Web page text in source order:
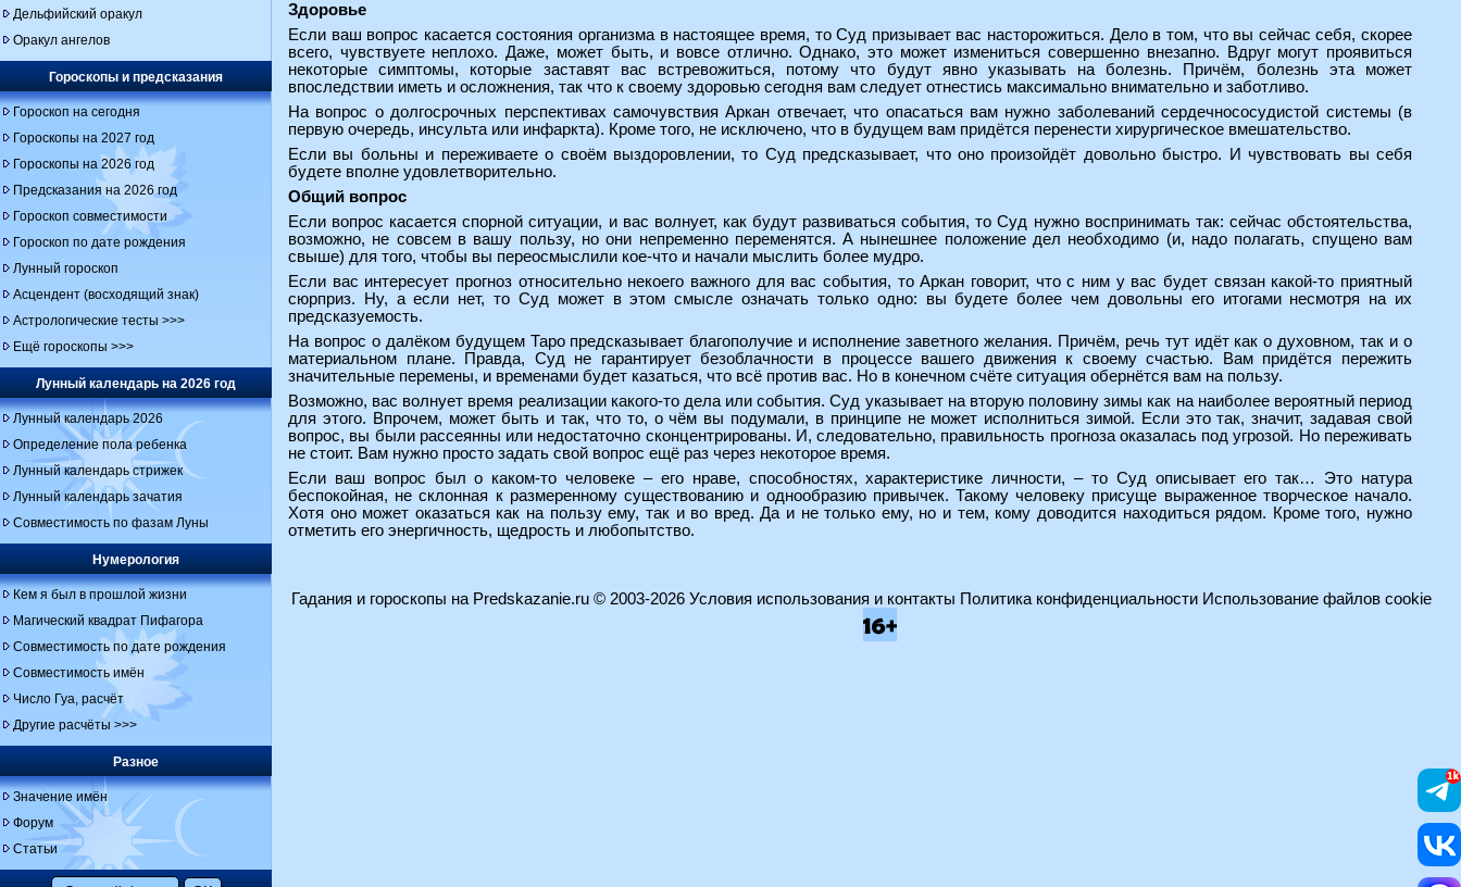
Здоровье
Если ваш вопрос касается состояния организма в настоящее время, то Суд призывает вас насторожиться. Дело в том, что вы сейчас себя, скорее
всего, чувствуете неплохо. Даже, может быть, и вовсе отлично. Однако, это может измениться совершенно внезапно. Вдруг могут проявиться
некоторые симптомы, которые заставят вас встревожиться, потому что будут явно указывать на болезнь. Причём, болезнь эта может
впоследствии иметь и осложнения, так что к своему здоровью сегодня вам следует отнестись максимально внимательно и заботливо.
На вопрос о долгосрочных перспективах самочувствия Аркан отвечает, что опасаться вам нужно заболеваний сердечнососудистой системы (в
первую очередь, инсульта или инфаркта). Кроме того, не исключено, что в будущем вам придётся перенести хирургическое вмешательство.
Если вы больны и переживаете о своём выздоровлении, то Суд предсказывает, что оно произойдёт довольно быстро. И чувствовать вы себя
будете вполне удовлетворительно.
Общий вопрос
Если вопрос касается спорной ситуации, и вас волнует, как будут развиваться события, то Суд нужно воспринимать так: сейчас обстоятельства,
возможно, не совсем в вашу пользу, но они непременно переменятся. А нынешнее положение дел необходимо (и, надо полагать, спущено вам
свыше) для того, чтобы вы переосмыслили кое-что и начали мыслить более мудро.
Если вас интересует прогноз относительно некоего важного для вас события, то Аркан говорит, что с ним у вас будет связан какой-то приятный
сюрприз. Ну, а если нет, то Суд может в этом смысле означать только одно: вы будете более чем довольны его итогами несмотря на их
предсказуемость.
На вопрос о далёком будущем Таро предсказывает благополучие и исполнение заветного желания. Причём, речь тут идёт как о духовном, так и о
материальном плане. Правда, Суд не гарантирует безоблачности в процессе вашего движения к своему счастью. Вам придётся пережить
значительные перемены, и временами будет казаться, что всё против вас. Но в конечном счёте ситуация обернётся вам на пользу.
Возможно, вас волнует время реализации какого-то дела или события. Суд указывает на вторую половину зимы как на наиболее вероятный период
для этого. Впрочем, может быть и так, что то, о чём вы подумали, в принципе не может исполниться зимой. Если это так, значит, задавая свой
вопрос, вы были рассеянны или недостаточно сконцентрированы. И, следовательно, правильность прогноза оказалась под угрозой. Но переживать
не стоит. Вам нужно просто задать свой вопрос ещё раз через некоторое время.
Если ваш вопрос был о каком-то человеке – его нраве, способностях, характеристике личности, – то Суд описывает его так… Это натура
беспокойная, не склонная к размеренному существованию и однообразию привычек. Такому человеку присуще выраженное творческое начало.
Хотя оно может оказаться как на пользу ему, так и во вред. Да и не только ему, но и тем, кому доводится находиться рядом. Кроме того, нужно
отметить его энергичность, щедрость и любопытство.
Дельфийский оракул
Оракул ангелов
Гороскопы и предсказания
Гороскоп на сегодня
Гороскопы на 2027 год
Гороскопы на 2026 год
Предсказания на 2026 год
Гороскоп совместимости
Гороскоп по дате рождения
Лунный гороскоп
Асцендент (восходящий знак)
Астрологические тесты >>>
Ещё гороскопы >>>
Лунный календарь на 2026 год
Лунный календарь 2026
Определение пола ребенка
Лунный календарь стрижек
Лунный календарь зачатия
Совместимость по фазам Луны
Нумерология
Кем я был в прошлой жизни
Магический квадрат Пифагора
Совместимость по дате рождения
Совместимость имён
Число Гуа, расчёт
Другие расчёты >>>
Разное
Значение имён
Форум
Статьи
Гадания и гороскопы на Predskazanie.ru© 2003-2026 Условия использования и контакты Политика конфиденциальности Использование файлов cookie